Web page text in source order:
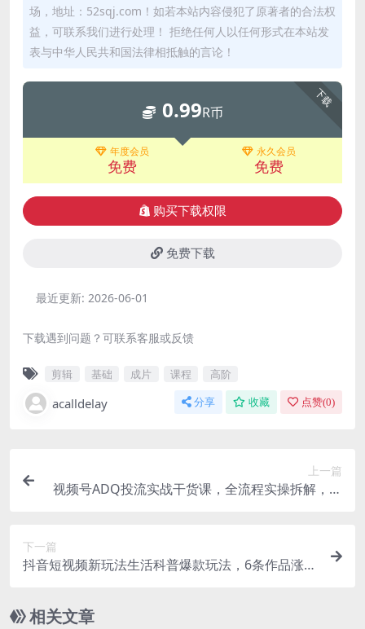
场，地址：52sqj.com！如若本站内容侵犯了原著者的合法权
益，可联系我们进行处理！ 拒绝任何人以任何形式在本站发
表与中华人民共和国法律相抵触的言论！
下载
0.99R币
年度会员
免费
永久会员
免费
购买下载权限
免费下载
最近更新: 2026-06-01
下载遇到问题？可联系客服或反馈
剪辑 基础 成片 课程 高阶
acalldelay 分享 收藏 点赞(0)
上一篇
视频号ADQ投流实战干货课，全流程实操拆解，玩
下一篇
抖音短视频新玩法生活科普爆款玩法，6条作品涨粉
创作者伙伴计划
相关文章